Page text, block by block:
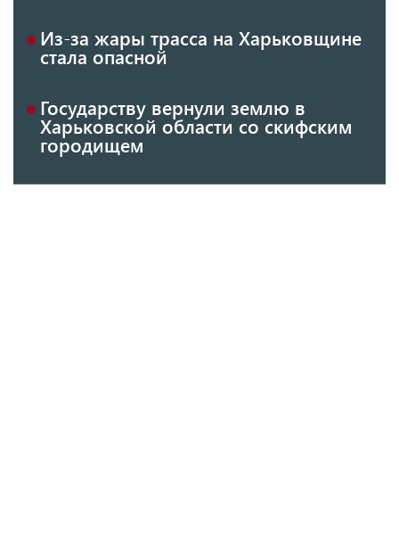
Из-за жары трасса на Харьковщине
стала опасной
Государству вернули землю в
Харьковской области со скифским
городищем